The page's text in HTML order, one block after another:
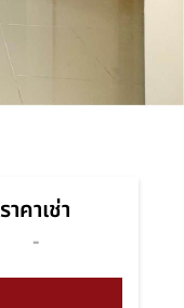
ราคาเช่า
-